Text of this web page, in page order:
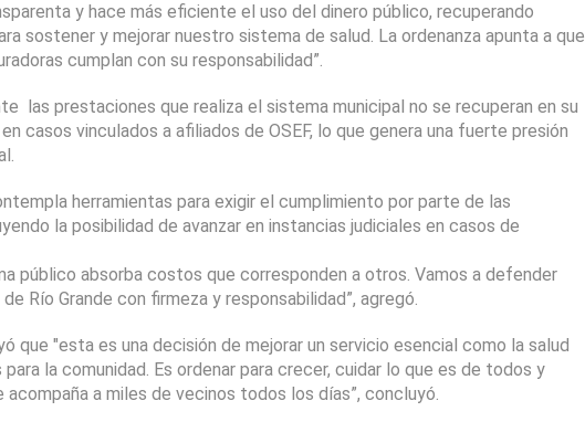
y hace más eficiente el uso del dinero público, recuperando
sostener y mejorar nuestro sistema de salud. La ordenanza apunta a que
cumplan con su responsabilidad”.
las prestaciones que realiza el sistema municipal no se recuperan en su
casos vinculados a afiliados de OSEF, lo que genera una fuerte presión
herramientas para exigir el cumplimiento por parte de las
la posibilidad de avanzar en instancias judiciales en casos de
público absorba costos que corresponden a otros. Vamos a defender
Río Grande con firmeza y responsabilidad”, agregó.
que "esta es una decisión de mejorar un servicio esencial como la salud
para la comunidad. Es ordenar para crecer, cuidar lo que es de todos y
a miles de vecinos todos los días”, concluyó.